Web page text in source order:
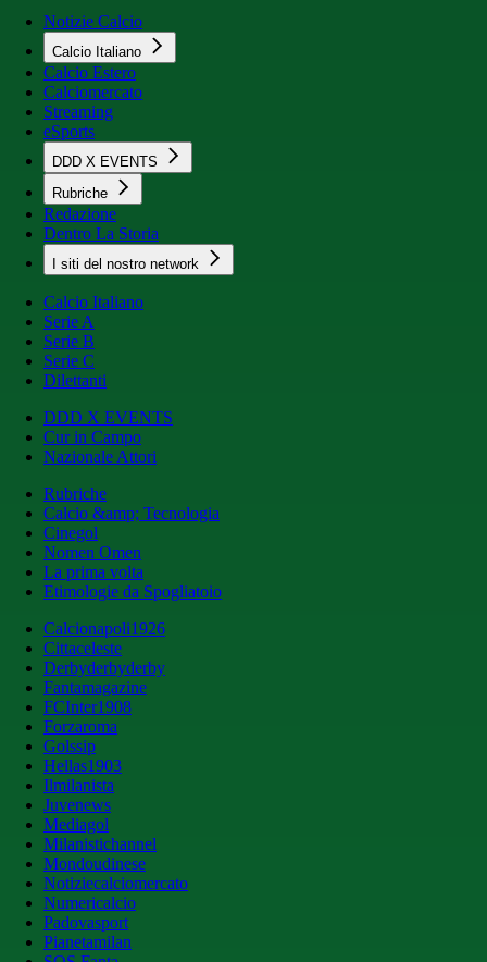
Notizie Calcio
Calcio Italiano
Calcio Estero
Calciomercato
Streaming
eSports
DDD X EVENTS
Rubriche
Redazione
Dentro La Storia
I siti del nostro network
Calcio Italiano
Serie A
Serie B
Serie C
Dilettanti
DDD X EVENTS
Cur in Campo
Nazionale Attori
Rubriche
Calcio &amp; Tecnologia
Cinegol
Nomen Omen
La prima volta
Etimologie da Spogliatoio
Calcionapoli1926
Cittaceleste
Derbyderbyderby
Fantamagazine
FCInter1908
Forzaroma
Golssip
Hellas1903
Ilmilanista
Juvenews
Mediagol
Milanistichannel
Mondoudinese
Notiziecalciomercato
Numericalcio
Padovasport
Pianetamilan